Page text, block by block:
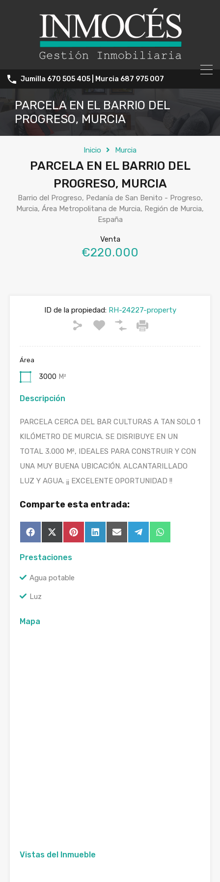
Jumilla 670 505 405 | Murcia 687 975 007
PARCELA EN EL BARRIO DEL
PROGRESO, MURCIA
Inicio Murcia
PARCELA EN EL BARRIO DEL
PROGRESO, MURCIA
Barrio del Progreso, Pedanía de San Benito - Progreso,
Murcia, Área Metropolitana de Murcia, Región de Murcia,
España
Venta
€220.000
ID de la propiedad:RH-24227-property
Área
3000 M²
Descripción
PARCELA CERCA DEL BAR CULTURAS A TAN SOLO 1
KILÓMETRO DE MURCIA. SE DISRIBUYE EN UN
TOTAL 3.000 M², IDEALES PARA CONSTRUIR Y CON
UNA MUY BUENA UBICACIÓN. ALCANTARILLADO
LUZ Y AGUA. ¡¡ EXCELENTE OPORTUNIDAD !!
Comparte esta entrada:
Compartir
en
FacebookCompartir
en
X
(Twitter)
Compartir
en
PinterestCompartir
en
LinkedInCompartir
en
Email Compartir
en
TelegramCompartir
en
WhatsApp
Prestaciones
Agua potable
Luz
Mapa
Vistas del Inmueble